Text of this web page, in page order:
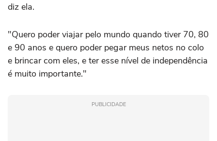
diz ela.
"Quero poder viajar pelo mundo quando tiver 70, 80
e 90 anos e quero poder pegar meus netos no colo
e brincar com eles, e ter esse nível de independência
é muito importante."
PUBLICIDADE